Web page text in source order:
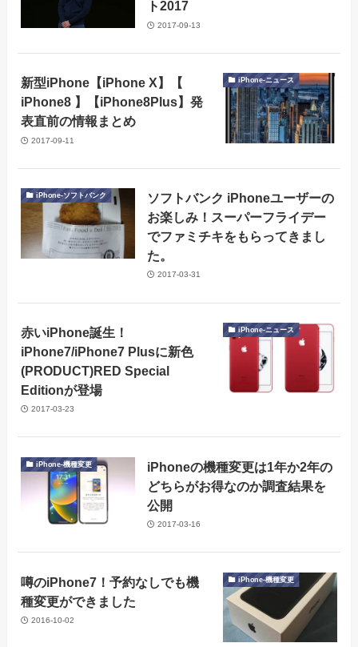
ト2017
2017-09-13
iPhone-ニュース
新型iPhone【iPhone X】【
iPhone8 】【iPhone8Plus】発
表直前の情報まとめ
2017-09-11
iPhone-ソフトバンク
ソフトバンク iPhoneユーザーの
お楽しみ！スーパーフライデー
でファミチキをもらってきまし
た。
2017-03-31
iPhone-ニュース
赤いiPhone誕生！
iPhone7/iPhone7 Plusに新色
(PRODUCT)RED Special
Editionが登場
2017-03-23
iPhone-機種変更
iPhoneの機種変更は1年か2年の
どちらがお得なのか調査結果を
公開
2017-03-16
iPhone-機種変更
噂のiPhone7！予約なしでも機
種変更ができました
2016-10-02